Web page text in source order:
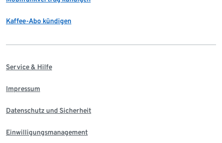
Kaffee-Abo kündigen
Service & Hilfe
Impressum
Datenschutz und Sicherheit
Einwilligungsmanagement